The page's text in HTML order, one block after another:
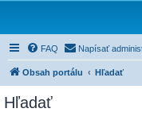
FAQ Napísať
Obsah portálu Hľadať
Hľadať